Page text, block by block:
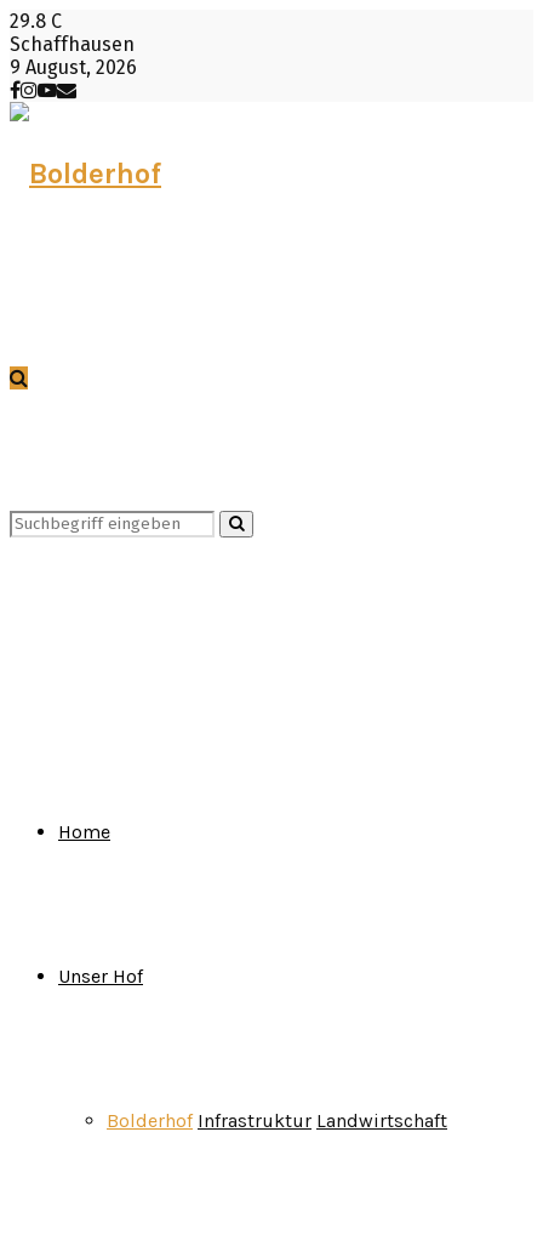
29.8 C
Schaffhausen
9 August, 2026
Facebook
Instagram
Youtube
Email
Search
Search
Home
Unser Hof
Bolderhof Infrastruktur Landwirtschaft